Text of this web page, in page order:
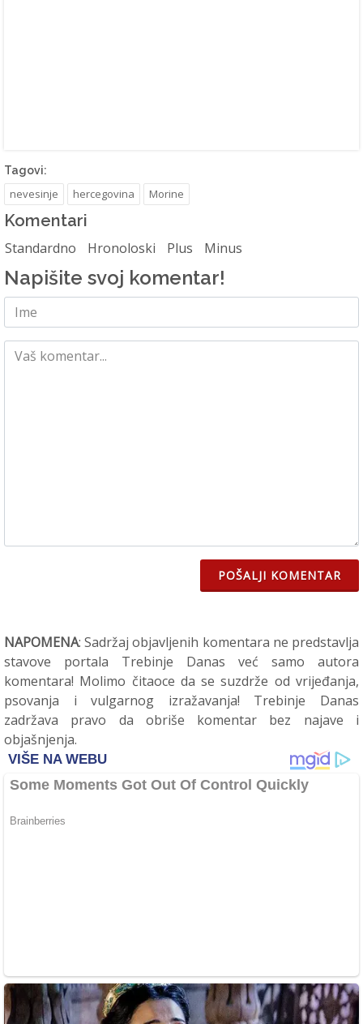
Tagovi:
nevesinje hercegovina Morine
Komentari
Standardno Hronoloski Plus Minus
Napišite svoj komentar!
POŠALJI KOMENTAR
NAPOMENA: Sadržaj objavljenih komentara ne predstavlja
stavove portala Trebinje Danas već samo autora
komentara! Molimo čitaoce da se suzdrže od vrijeđanja,
psovanja i vulgarnog izražavanja! Trebinje Danas
zadržava pravo da obriše komentar bez najave i
objašnjenja.